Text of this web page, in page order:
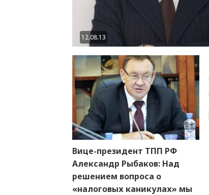
12.08.13
Вице-президент ТПП РФ
Александр Рыбаков: Над
решением вопроса о
«налоговых каникулах» мы